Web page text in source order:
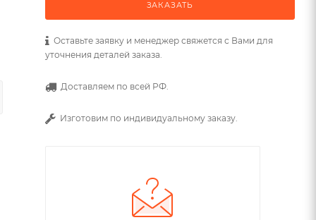
ЗАКАЗАТЬ
Оставьте заявку и менеджер свяжется с Вами для
уточнения деталей заказа.
Доставляем по всей РФ.
Изготовим по индивидуальному заказу.